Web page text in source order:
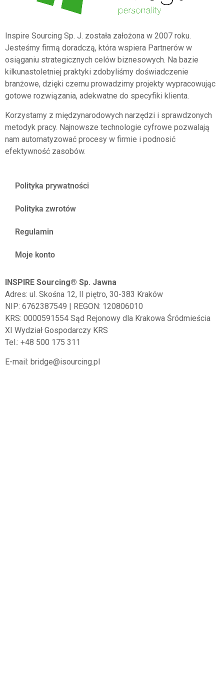
Inspire Sourcing Sp. J. została założona w 2007 roku.
Jesteśmy firmą doradczą, która wspiera Partnerów w
osiąganiu strategicznych celów biznesowych. Na bazie
kilkunastoletniej praktyki zdobyliśmy doświadczenie
branżowe, dzięki czemu prowadzimy projekty wypracowując
gotowe rozwiązania, adekwatne do specyfiki klienta.
Korzystamy z międzynarodowych narzędzi i sprawdzonych
metodyk pracy. Najnowsze technologie cyfrowe pozwalają
nam automatyzować procesy w firmie i podnosić
efektywność zasobów.
Polityka prywatności
Polityka zwrotów
Regulamin
Moje konto
INSPIRE Sourcing® Sp. Jawna
Adres: ul. Skośna 12, II piętro, 30-383 Kraków
NIP: 6762387549 | REGON: 120806010
KRS: 0000591554 Sąd Rejonowy dla Krakowa Śródmieścia
XI Wydział Gospodarczy KRS
Tel.: +48 500 175 311
E-mail: bridge@isourcing.pl